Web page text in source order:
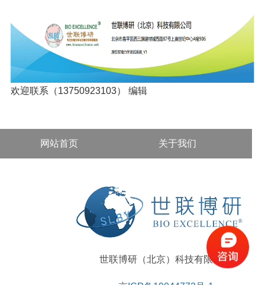
欢迎联系（13750923103） 编辑